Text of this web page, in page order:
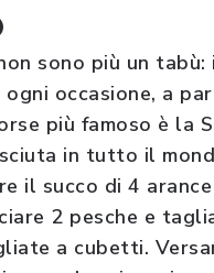
sono più un
occasione, a
più famoso è la
in tutto il
il succo di 4
2 pesche e
a cubetti.